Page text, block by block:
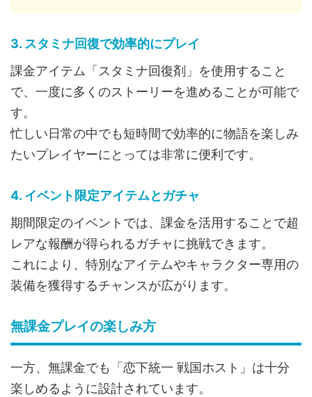
3. スタミナ回復で効率的にプレイ
課金アイテム「スタミナ回復剤」を使用すること
で、一度に多くのストーリーを進めることが可能で
す。
忙しい日常の中でも短時間で効率的に物語を楽しみ
たいプレイヤーにとっては非常に便利です。
4. イベント限定アイテムとガチャ
期間限定のイベントでは、課金を活用することで超
レアな報酬が得られるガチャに挑戦できます。
これにより、特別なアイテムやキャラクター専用の
装備を獲得するチャンスが広がります。
無課金プレイの楽しみ方
一方、無課金でも「恋下統一 戦国ホスト」は十分
楽しめるように設計されています。